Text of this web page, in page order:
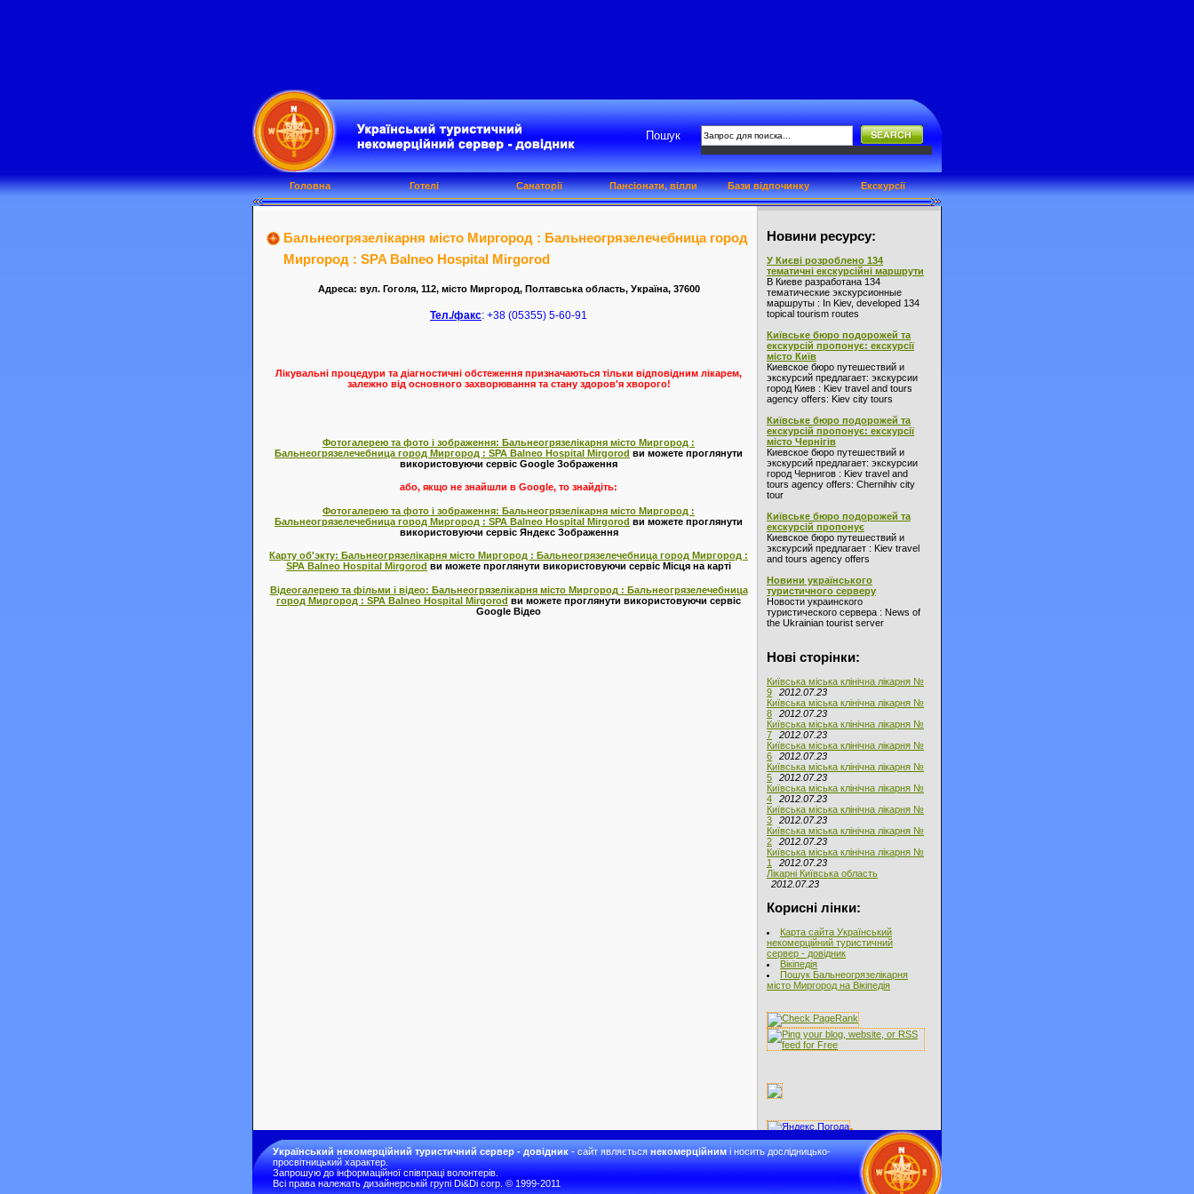
Новини ресурсу:
У Києві розроблено 134
тематичні екскурсійні маршрути
В Киеве разработана 134
тематические экскурсионные
маршруты : In Kiev, developed 134
topical tourism routes
Київське бюро подорожей та
екскурсій пропонує: екскурсії
місто Київ
Киевское бюро путешествий и
экскурсий предлагает: экскурсии
город Киев : Kiev travel and tours
agency offers: Kiev city tours
Київське бюро подорожей та
екскурсій пропонує: екскурсії
місто Чернігів
Киевское бюро путешествий и
экскурсий предлагает: экскурсии
город Чернигов : Kiev travel and
tours agency offers: Chernihiv city
tour
Київське бюро подорожей та
екскурсій пропонує
Киевское бюро путешествий и
экскурсий предлагает : Kiev travel
and tours agency offers
Новини українського
туристичного серверу
Новости украинского
туристического сервера : News of
the Ukrainian tourist server
Нові сторінки:
Київська міська клінічна лікарня №
9
2012.07.23
Київська міська клінічна лікарня №
8
2012.07.23
Київська міська клінічна лікарня №
7
2012.07.23
Київська міська клінічна лікарня №
6
2012.07.23
Київська міська клінічна лікарня №
5
2012.07.23
Київська міська клінічна лікарня №
4
2012.07.23
Київська міська клінічна лікарня №
3
2012.07.23
Київська міська клінічна лікарня №
2
2012.07.23
Київська міська клінічна лікарня №
1
2012.07.23
Лікарні Київська область
2012.07.23
Корисні лінки:
Карта сайта Український
некомерційний туристичний
сервер - довідник
Вікіпедія
Пошук Бальнеогрязелікарня
місто Миргород на Вікіпедія
Бальнеогрязелікарня місто Миргород : Бальнеогрязелечебница город
Миргород : SPA Balneo Hospital Mirgorod
Адреса: вул. Гоголя, 112, місто Миргород, Полтавська область, Україна, 37600
Тел./факс: +38 (05355) 5-60-91
Лікувальні процедури та діагностичні обстеження призначаються тільки відповідним лікарем,
залежно від основного захворювання та стану здоров'я хворого!
Фотогалерею та фото і зображення: Бальнеогрязелікарня місто Миргород :
Бальнеогрязелечебница город Миргород : SPA Balneo Hospital Mirgorod ви можете проглянути
використовуючи сервіс Google Зображення
або, якщо не знайшли в Google, то знайдіть:
Фотогалерею та фото і зображення: Бальнеогрязелікарня місто Миргород :
Бальнеогрязелечебница город Миргород : SPA Balneo Hospital Mirgorod ви можете проглянути
використовуючи сервіс Яндекс Зображення
Карту об'экту: Бальнеогрязелікарня місто Миргород : Бальнеогрязелечебница город Миргород :
SPA Balneo Hospital Mirgorod ви можете проглянути використовуючи сервіс Місця на карті
Відеогалерею та фільми і відео: Бальнеогрязелікарня місто Миргород : Бальнеогрязелечебница
город Миргород : SPA Balneo Hospital Mirgorod ви можете проглянути використовуючи сервіс
Google Відео
Пошук
Головна Готелі Санаторії Пансіонати, вілли Бази відпочинку Екскурсії
Український некомерційний туристичний сервер - довідник- сайт являєтьсянекомерційнимі носить дослідницько-
просвітницький характер.
Запрошую до інформаційної співпраці волонтерів.
Всі права належать дизайнерській групі Di&Di corp. © 1999-2011